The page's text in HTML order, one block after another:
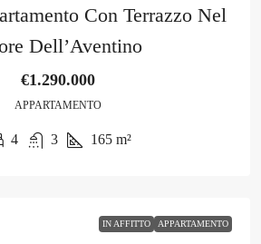
Con Terrazzo Nel
Dell’Aventino
€1.290.000
APPARTAMENTO
4 3 165 m²
IN AFFITTO APPARTAMENTO